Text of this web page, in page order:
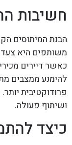
חשיבות
הבנת המיתוסים
משותפים היא צעד
כאשר דיירים
להימנע ממצבים
פרודוקטיבית
ושיתוף פעולה.
כיצד